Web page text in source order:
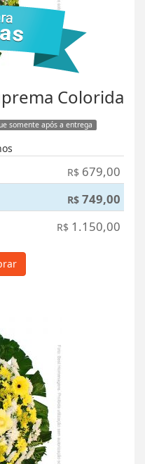
Colorida
somente após a entrega
R$ 679,00
R$ 749,00
R$ 1.150,00